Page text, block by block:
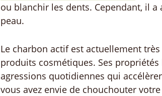
ou blanchir les dents. Cependant, il
peau.
Le charbon actif est actuellement
produits cosmétiques. Ses
agressions quotidiennes qui
vous avez envie de chouchouter